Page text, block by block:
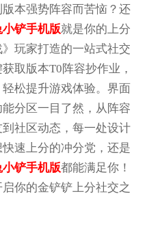
本强势阵容而苦恼？还
小铲手机版就是你的上分
玩家打造的一站式社交
取版本T0阵容抄作业，
松提升游戏体验。界面
分区一目了然，从阵容
社区动态，每一处设计
速上分的冲分党，还是
小铲手机版都能满足你！
启你的金铲铲上分社交之